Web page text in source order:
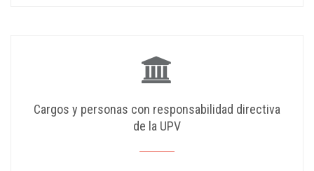
Cargos y personas con responsabilidad directiva
de la UPV